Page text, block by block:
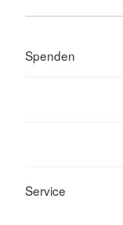
Spenden
Service